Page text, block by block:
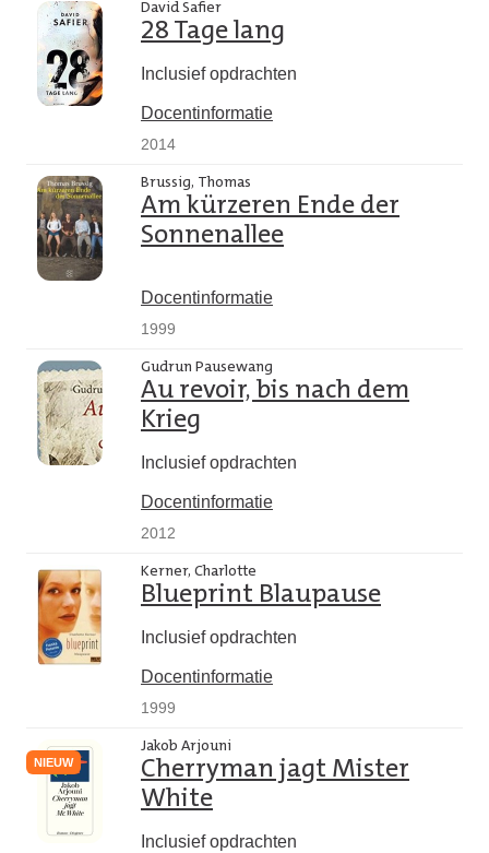
David Safier
28 Tage lang
Inclusief opdrachten
Docentinformatie
2014
Brussig, Thomas
Am kürzeren Ende der
Sonnenallee
Docentinformatie
1999
Gudrun Pausewang
Au revoir, bis nach dem
Krieg
Inclusief opdrachten
Docentinformatie
2012
Kerner, Charlotte
Blueprint Blaupause
Inclusief opdrachten
Docentinformatie
1999
NIEUW
Jakob Arjouni
Cherryman jagt Mister
White
Inclusief opdrachten